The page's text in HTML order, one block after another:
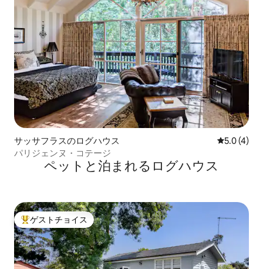
サッサフラスのログハウス レビュー4
5.0 (4)
パリジェンヌ・コテージ
ペットと泊まれるログハウス
大好評のゲストチョイスです。
ゲストチョイス